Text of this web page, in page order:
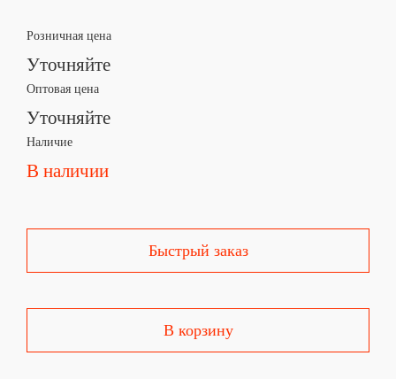
Розничная цена
Уточняйте
Оптовая цена
Уточняйте
Наличие
В наличии
Быстрый заказ
В корзину